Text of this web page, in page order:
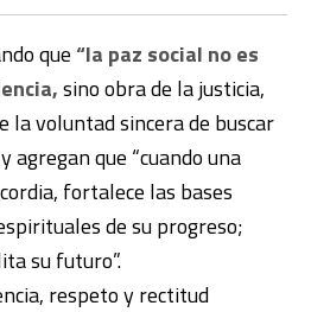
que“la paz social no es
sino obra de la justicia,
la voluntad sincera de buscar
agregan que “cuando una
fortalece las bases
de su progreso;
su futuro”.
respeto y rectitud